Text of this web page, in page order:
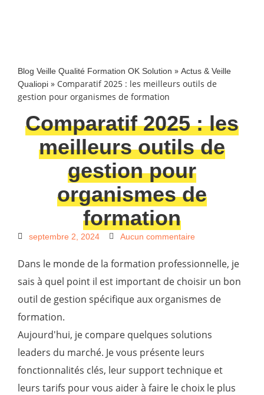
Blog Veille Qualité Formation OK Solution » Actus & Veille
Qualiopi » Comparatif 2025 : les meilleurs outils de
gestion pour organismes de formation
Comparatif 2025 : les
meilleurs outils de
gestion pour
organismes de
formation
septembre 2, 2024 Aucun commentaire
Dans le monde de la formation professionnelle, je
sais à quel point il est important de choisir un bon
outil de gestion spécifique aux organismes de
formation.
Aujourd'hui, je compare quelques solutions
leaders du marché. Je vous présente leurs
fonctionnalités clés, leur support technique et
leurs tarifs pour vous aider à faire le choix le plus